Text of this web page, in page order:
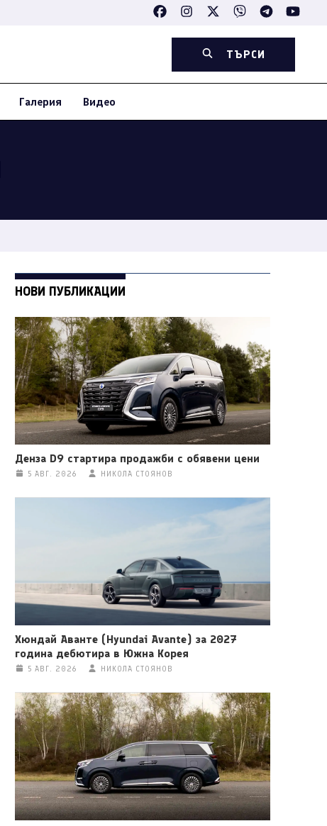
ТЪРСИ
Галерия Видео
НОВИ ПУБЛИКАЦИИ
Денза D9 стартира продажби с обявени цени
5 АВГ. 2026 НИКОЛА СТОЯНОВ
Хюндай Аванте (Hyundai Avante) за 2027
година дебютира в Южна Корея
5 АВГ. 2026 НИКОЛА СТОЯНОВ